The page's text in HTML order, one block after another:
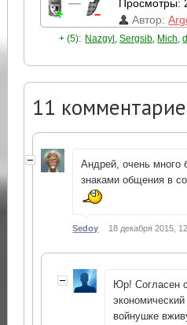
— Просмотры:
Автор:
+ (5): Nazgyl ,Sergsib, Mich,
11
Андрей, очень много
знаками общения в
Sedoy 18 декабря 2015,
Юр! Согласен
войнушке